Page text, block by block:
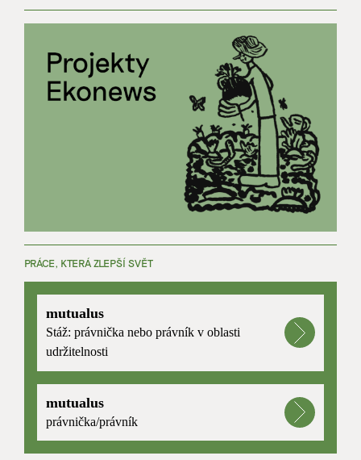
PRÁCE, KTERÁ ZLEPŠÍ SVĚT
mutualus
Stáž: právnička nebo právník v oblasti
udržitelnosti
mutualus
právnička/právník